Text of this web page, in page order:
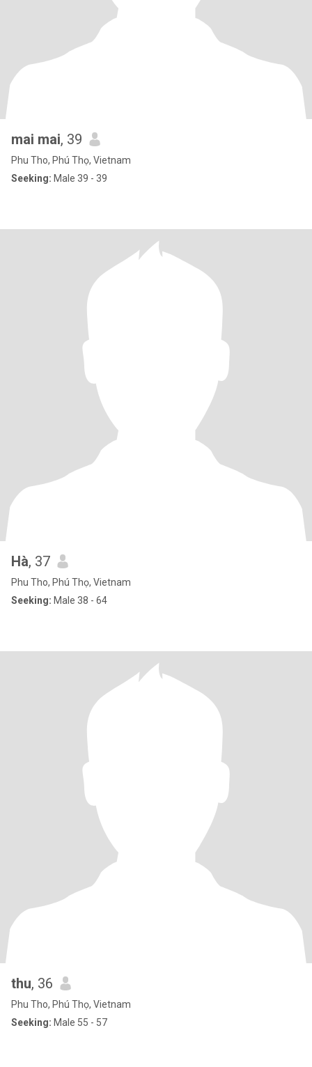
mai mai, 39
Phu Tho, Phú Thọ, Vietnam
Seeking: Male 39 - 39
Hà, 37
Phu Tho, Phú Thọ, Vietnam
Seeking: Male 38 - 64
thu, 36
Phu Tho, Phú Thọ, Vietnam
Seeking: Male 55 - 57